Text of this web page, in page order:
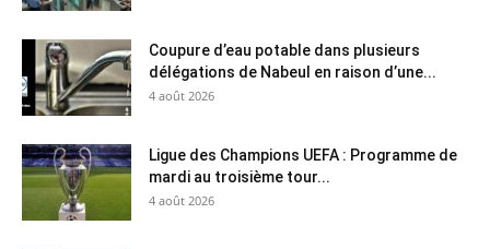
Coupure d’eau potable dans plusieurs
délégations de Nabeul en raison d’une...
4 août 2026
Ligue des Champions UEFA : Programme de
mardi au troisième tour...
4 août 2026